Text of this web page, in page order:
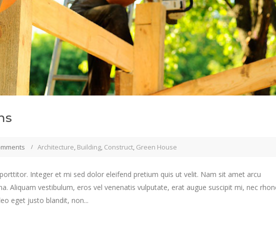
Architecture, Building, Construct, Green House
Integer et mi sed dolor eleifend pretium quis ut velit. Nam sit amet arcu
Aliquam vestibulum, eros vel venenatis vulputate, erat augue suscipit mi, nec
eget justo blandit, non...